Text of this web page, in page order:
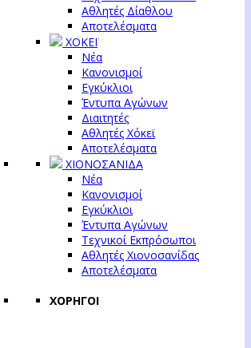
Αθλητές Δίαθλου
Αποτελέσματα
ΧΟΚΕΪ
Νέα
Κανονισμοί
Εγκύκλιοι
Έντυπα Αγώνων
Διαιτητές
Αθλητές Χόκεϊ
Αποτελέσματα
ΧΙΟΝΟΣΑΝΙΔΑ
Νέα
Κανονισμοί
Εγκύκλιοι
Έντυπα Αγώνων
Τεχνικοί Εκπρόσωποι
Αθλητές Χιονοσανίδας
Αποτελέσματα
ΧΟΡΗΓΟΙ